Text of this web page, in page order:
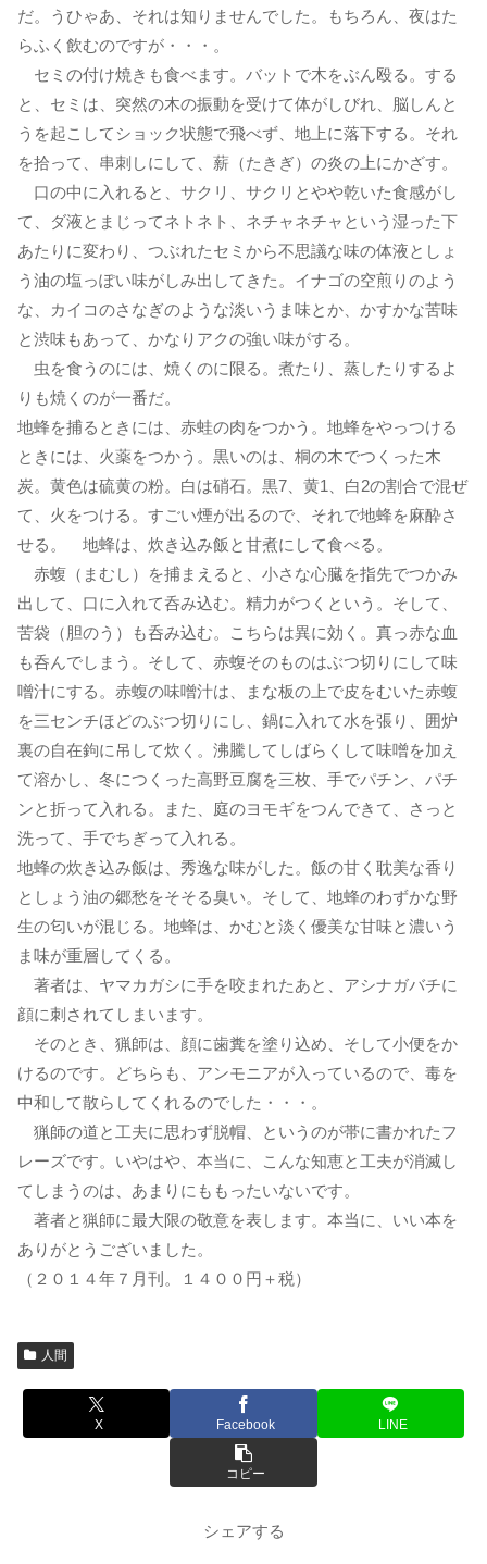
だ。うひゃあ、それは知りませんでした。もちろん、夜はた
らふく飲むのですが・・・。
セミの付け焼きも食べます。バットで木をぶん殴る。する
と、セミは、突然の木の振動を受けて体がしびれ、脳しんと
うを起こしてショック状態で飛べず、地上に落下する。それ
を拾って、串刺しにして、薪（たきぎ）の炎の上にかざす。
口の中に入れると、サクリ、サクリとやや乾いた食感がし
て、ダ液とまじってネトネト、ネチャネチャという湿った下
あたりに変わり、つぶれたセミから不思議な味の体液としょ
う油の塩っぽい味がしみ出してきた。イナゴの空煎りのよう
な、カイコのさなぎのような淡いうま味とか、かすかな苦味
と渋味もあって、かなりアクの強い味がする。
虫を食うのには、焼くのに限る。煮たり、蒸したりするよ
りも焼くのが一番だ。
地蜂を捕るときには、赤蛙の肉をつかう。地蜂をやっつける
ときには、火薬をつかう。黒いのは、桐の木でつくった木
炭。黄色は硫黄の粉。白は硝石。黒7、黄1、白2の割合で混ぜ
て、火をつける。すごい煙が出るので、それで地蜂を麻酔さ
せる。 地蜂は、炊き込み飯と甘煮にして食べる。
赤蝮（まむし）を捕まえると、小さな心臓を指先でつかみ
出して、口に入れて呑み込む。精力がつくという。そして、
苦袋（胆のう）も呑み込む。こちらは異に効く。真っ赤な血
も呑んでしまう。そして、赤蝮そのものはぶつ切りにして味
噌汁にする。赤蝮の味噌汁は、まな板の上で皮をむいた赤蝮
を三センチほどのぶつ切りにし、鍋に入れて水を張り、囲炉
裏の自在鉤に吊して炊く。沸騰してしばらくして味噌を加え
て溶かし、冬につくった高野豆腐を三枚、手でパチン、パチ
ンと折って入れる。また、庭のヨモギをつんできて、さっと
洗って、手でちぎって入れる。
地蜂の炊き込み飯は、秀逸な味がした。飯の甘く耽美な香り
としょう油の郷愁をそそる臭い。そして、地蜂のわずかな野
生の匂いが混じる。地蜂は、かむと淡く優美な甘味と濃いう
ま味が重層してくる。
著者は、ヤマカガシに手を咬まれたあと、アシナガバチに
顔に刺されてしまいます。
そのとき、猟師は、顔に歯糞を塗り込め、そして小便をか
けるのです。どちらも、アンモニアが入っているので、毒を
中和して散らしてくれるのでした・・・。
猟師の道と工夫に思わず脱帽、というのが帯に書かれたフ
レーズです。いやはや、本当に、こんな知恵と工夫が消滅し
てしまうのは、あまりにももったいないです。
著者と猟師に最大限の敬意を表します。本当に、いい本を
ありがとうございました。
（２０１４年７月刊。１４００円＋税）
人間
X Facebook LINE
コピー
シェアする